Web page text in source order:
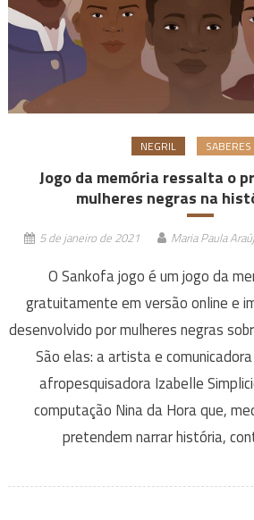
NEGRIL SABERES
Jogo da memória ressalta o
mulheres negras na
5 de janeiro de 2021 Maria Paula
O Sankofa jogo é um jogo da
gratuitamente em versão online e
desenvolvido por mulheres negras
São elas: a artista e
afropesquisadora Izabelle
computação Nina da Hora que,
pretendem narrar história,